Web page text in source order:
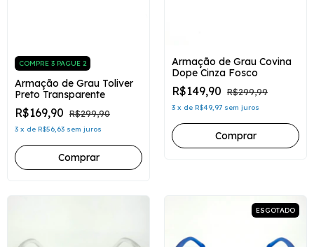
COMPRE 3 PAGUE 2
Armação de Grau Toliver
Preto Transparente
R$169,90 R$299,90
3 x de R$56,63 sem juros
Armação de Grau Covina
Dope Cinza Fosco
R$149,90 R$299,99
3 x de R$49,97 sem juros
ESGOTADO